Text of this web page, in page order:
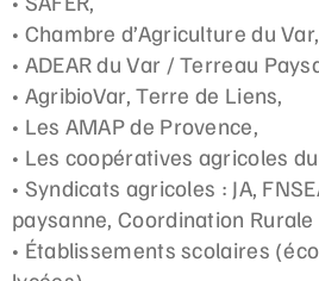
• Chambre d’Agriculture du Var,
• ADEAR du Var / Terreau
• AgribioVar, Terre de Liens,
• Les AMAP de Provence,
• Les coopératives agricoles
• Syndicats agricoles : JA,
paysanne, Coordination Rurale
• Établissements scolaires